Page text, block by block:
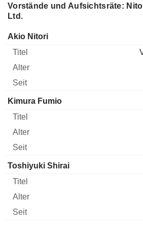
Vorstände und Aufsichtsräte:
Ltd.
Manager Titel
Akio Nitori
Kimura Fumio
Toshiyuki Shirai